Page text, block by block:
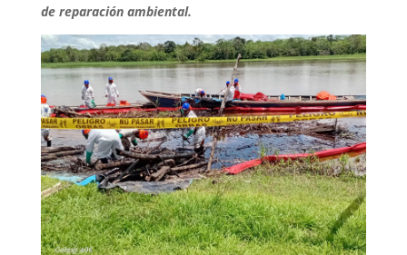
de reparación ambiental.